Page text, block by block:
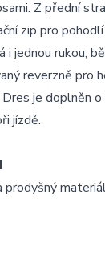
Z přední
zip pro
i jednou rukou,
reverzně pro
je doplněn
jízdě.
prodyšný